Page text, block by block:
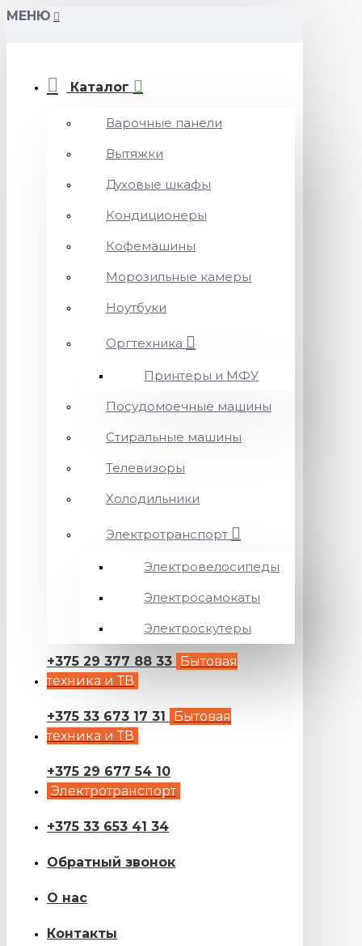
МЕНЮ
Каталог
Варочные панели
Вытяжки
Духовые шкафы
Кондиционеры
Кофемашины
Морозильные камеры
Ноутбуки
Оргтехника
Принтеры и МФУ
Посудомоечные машины
Стиральные машины
Телевизоры
Холодильники
Электротранспорт
Электровелосипеды
Электросамокаты
Электроскутеры
+375 29 377 88 33 Бытовая
техника и ТВ
+375 33 673 17 31
Бытовая
техника и ТВ
+375 29 677 54 10
Электротранспорт
+375 33 653 41 34
Обратный звонок
О нас
Контакты